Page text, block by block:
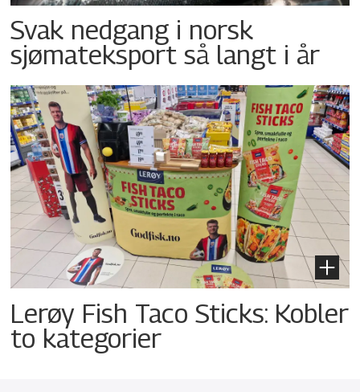
Svak nedgang i norsk
sjømateksport så langt i år
Lerøy Fish Taco Sticks: Kobler
to kategorier